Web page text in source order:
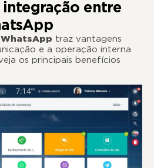
entre
traz vantagens
e a operação interna
os principais benefícios